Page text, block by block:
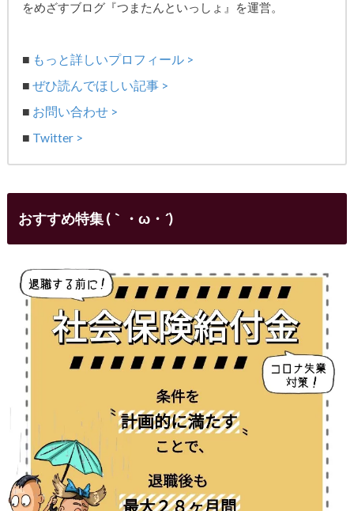
をめざすブログ『つまたんといっしょ』を運営。
■ もっと詳しいプロフィール >
■ぜひ読んでほしい記事 >
■ お問い合わせ >
■ Twitter >
おすすめ特集 (｀・ω・´)ゞ